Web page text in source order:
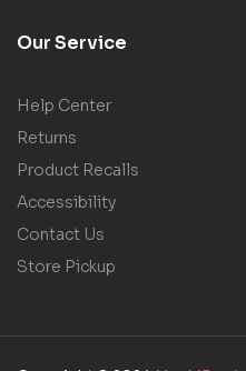
Our Service
Help Center
Returns
Product Recalls
Accessibility
Contact Us
Store Pickup